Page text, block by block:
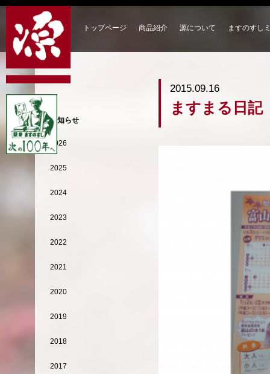
トップページ 商品紹介 源について ますのすし
2015.09.16
ますまる日記
お知らせ
2026
2025
2024
2023
2022
2021
2020
2019
2018
2017